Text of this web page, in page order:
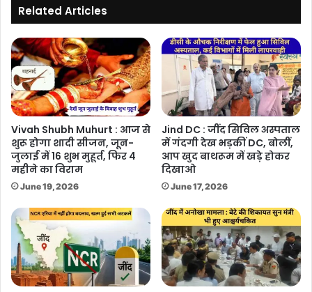
चलेगा
लेटेस्ट
माडल,
2
दिन
चलेगी
बैटरी
Related Articles
Vivah Shubh Muhurt : आज से
शुरू होगा शादी सीजन, जून-
जुलाई में 16 शुभ मुहूर्त, फिर 4
महीने का विराम
June 19, 2026
Jind DC : जींद सिविल अस्पताल
में गंदगी देख भड़कीं DC, बोलीं,
आप खुद बाथरूम में खड़े होकर
दिखाओ
June 17, 2026